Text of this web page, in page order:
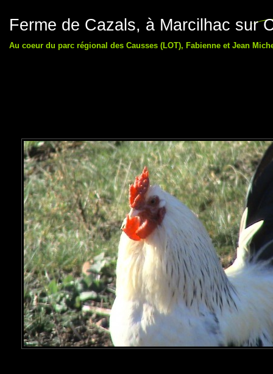
Ferme de Cazals, à Marcilhac sur
Au coeur du parc régional des Causses (LOT), Fabienne et Jean